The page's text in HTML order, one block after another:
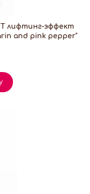
лифтинг-эффект
and pink pepper"